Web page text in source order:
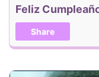
Feliz
Share